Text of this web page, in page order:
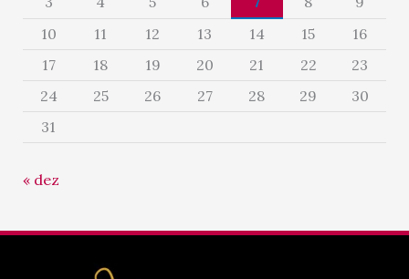
10
11 12 13 14 15
16
17
18 19 20 21 22
23
24
25 26 27 28 29
30
31
« dez